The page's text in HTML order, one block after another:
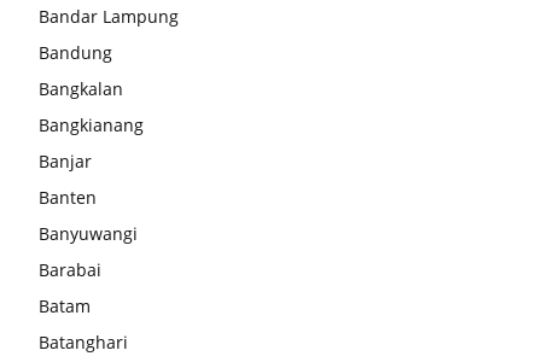
Bandar Lampung
Bandung
Bangkalan
Bangkianang
Banjar
Banten
Banyuwangi
Barabai
Batam
Batanghari